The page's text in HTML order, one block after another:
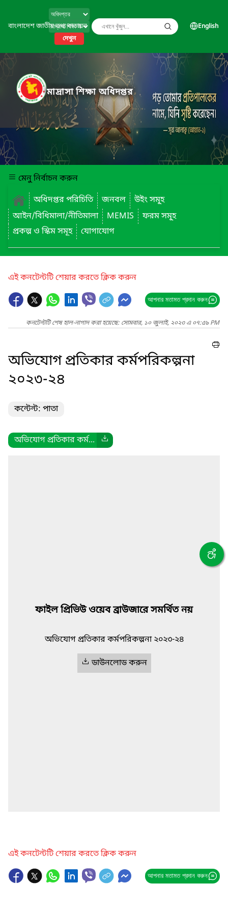
বাংলাদেশ জাতীয় তথ্য বাতায়ন
দেখুন
English
মাদ্রাসা শিক্ষা অধিদপ্তর
মেনু নির্বাচন করুন
অধিদপ্তর পরিচিতি
জনবল
উইং সমূ্হ
আইন/বিধিমালা/নীতিমালা
MEMIS
ফরম সমূ্হ
প্রকল্প ও স্কিম সমূহ
যোগাযোগ
এই কনটেন্টটি শেয়ার করতে ক্লিক করুন
আপনার মতামত প্রদান করুন
কনটেন্টটি শেষ হাল-নাগাদ করা হয়েছে: সোমবার, ১০ জুলাই, ২০২৩ এ ০৭:৫৯ PM
অভিযোগ প্রতিকার কর্মপরিকল্পনা
২০২৩-২৪
কন্টেন্ট: পাতা
অভিযোগ প্রতিকার কর্ম...
ফাইল প্রিভিউ ওয়েব ব্রাউজারে সমর্থিত নয়
অভিযোগ প্রতিকার কর্মপরিকল্পনা ২০২৩-২৪
ডাউনলোড করুন
এই কনটেন্টটি শেয়ার করতে ক্লিক করুন
আপনার মতামত প্রদান করুন